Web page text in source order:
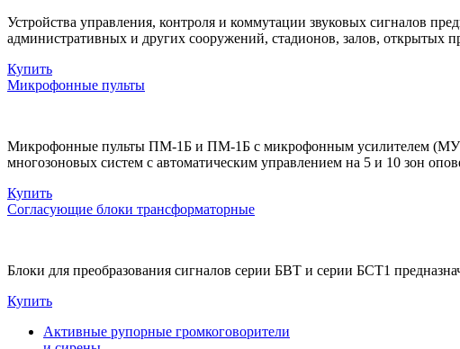
Устройства управления, контроля и коммутации звуковых сигналов
административных и других сооружений, стадионов, залов, открытых
Купить
Микрофонные пульты
Микрофонные пульты ПМ-1Б и ПМ-1Б с микрофонным усилителем (МУ)
многозоновых систем с автоматическим управлением на 5 и 10 зон
Купить
Согласующие блоки трансформаторные
Блоки для преобразования сигналов серии БВТ и серии БСТ1
Купить
Активные рупорные громкоговорители